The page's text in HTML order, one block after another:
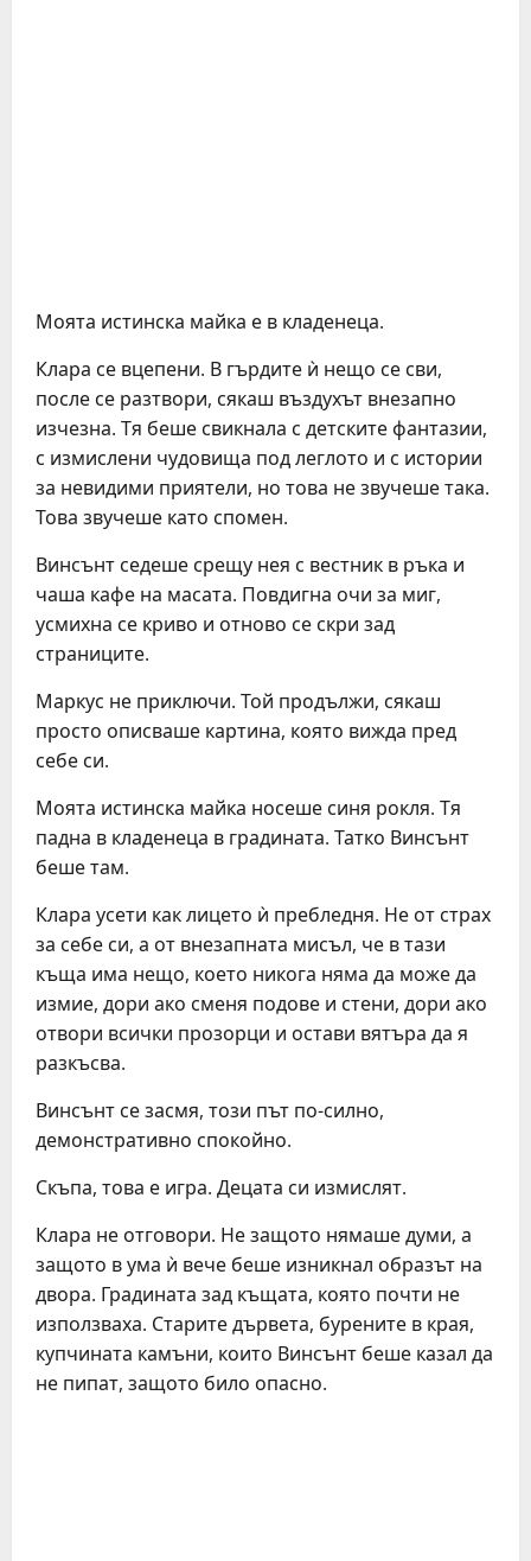
Моята истинска майка е в кладенеца.
Клара се вцепени. В гърдите ѝ нещо се сви,
после се разтвори, сякаш въздухът внезапно
изчезна. Тя беше свикнала с детските фантазии,
с измислени чудовища под леглото и с истории
за невидими приятели, но това не звучеше така.
Това звучеше като спомен.
Винсънт седеше срещу нея с вестник в ръка и
чаша кафе на масата. Повдигна очи за миг,
усмихна се криво и отново се скри зад
страниците.
Маркус не приключи. Той продължи, сякаш
просто описваше картина, която вижда пред
себе си.
Моята истинска майка носеше синя рокля. Тя
падна в кладенеца в градината. Татко Винсънт
беше там.
Клара усети как лицето ѝ пребледня. Не от страх
за себе си, а от внезапната мисъл, че в тази
къща има нещо, което никога няма да може да
измие, дори ако сменя подове и стени, дори ако
отвори всички прозорци и остави вятъра да я
разкъсва.
Винсънт се засмя, този път по-силно,
демонстративно спокойно.
Скъпа, това е игра. Децата си измислят.
Клара не отговори. Не защото нямаше думи, а
защото в ума ѝ вече беше изникнал образът на
двора. Градината зад къщата, която почти не
използваха. Старите дървета, бурените в края,
купчината камъни, които Винсънт беше казал да
не пипат, защото било опасно.